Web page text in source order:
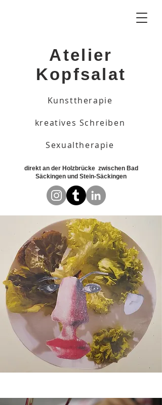
Atelier
Kopfsalat
Kunsttherapie
kreatives Schreiben
Sexualtherapie
direkt an der Holzbrücke zwischen Bad
Säckingen und Stein-Säckingen